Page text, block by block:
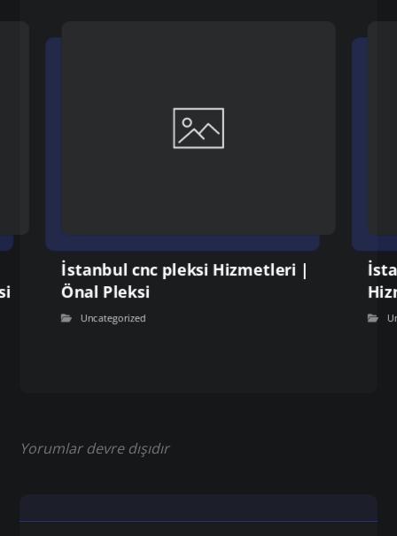
İstanbul cnc pleksi Hizmetleri |
Önal Pleksi
Uncategorized
Yorumlar devre dışıdır